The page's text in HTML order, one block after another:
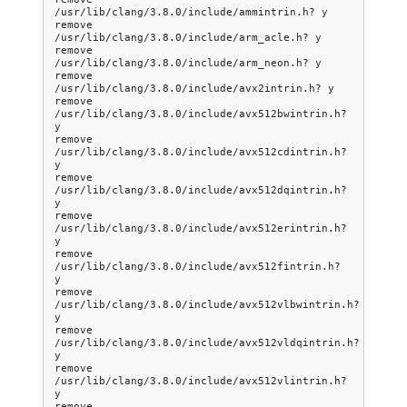
/usr/lib/clang/3.8.0/include/ammintrin.h? y
remove
/usr/lib/clang/3.8.0/include/arm_acle.h? y
remove
/usr/lib/clang/3.8.0/include/arm_neon.h? y
remove
/usr/lib/clang/3.8.0/include/avx2intrin.h? y
remove
/usr/lib/clang/3.8.0/include/avx512bwintrin.h?
y
remove
/usr/lib/clang/3.8.0/include/avx512cdintrin.h?
y
remove
/usr/lib/clang/3.8.0/include/avx512dqintrin.h?
y
remove
/usr/lib/clang/3.8.0/include/avx512erintrin.h?
y
remove
/usr/lib/clang/3.8.0/include/avx512fintrin.h?
y
remove
/usr/lib/clang/3.8.0/include/avx512vlbwintrin.h?
y
remove
/usr/lib/clang/3.8.0/include/avx512vldqintrin.h?
y
remove
/usr/lib/clang/3.8.0/include/avx512vlintrin.h?
y